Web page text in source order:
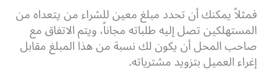
فمثلاً يمكنك أن تحدد مبلغ معين للشراء من يتعداه من
المستهلكين تصل إليه طلباته مجاناً، ويتم الاتفاق مع
صاحب المحل أن يكون لك نسبة من هذا المبلغ مقابل
إغراء العميل بتزويد مشترياته.